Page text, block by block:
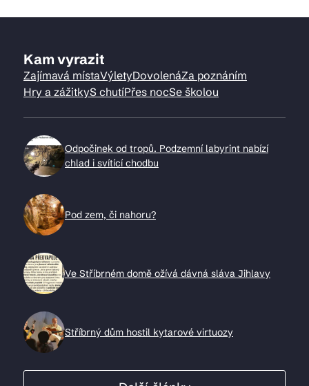
Kam vyrazit
Zajímavá místaVýletyDovolenáZa poznáním
Hry a zážitkyS chutíPřes nocSe školou
Odpočinek od tropů. Podzemní labyrint nabízí
chlad i svítící chodbu
Pod zem, či nahoru?
Ve Stříbrném domě ožívá dávná sláva Jihlavy
Stříbrný dům hostil kytarové virtuozy